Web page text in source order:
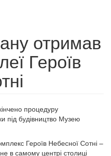
отримав
Героїв
процедуру
під будівництво Музею
Героїв Небесної Сотні –
в самому центрі столиці